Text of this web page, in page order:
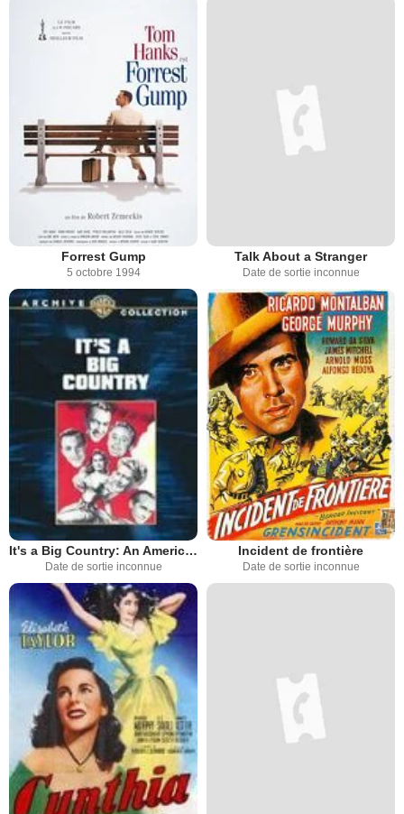
Forrest Gump
5 octobre 1994
Talk About a Stranger
Date de sortie inconnue
It's a Big Country: An American Anthology
Date de sortie inconnue
Incident de frontière
Date de sortie inconnue